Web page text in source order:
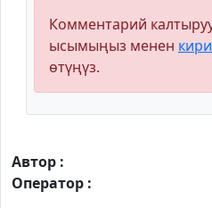
Комментарий
ысымыңыз менен
өтүңүз.
Автор :
Оператор :